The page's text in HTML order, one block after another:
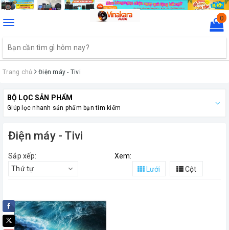
Toggle
0
Trang chủ Điện máy - Tivi
BỘ LỌC SẢN PHẨM
Giúp lọc nhanh sản phẩm bạn tìm kiếm
Điện máy - Tivi
Sắp xếp:
Thứ tự
Xem:
Lưới
Cột